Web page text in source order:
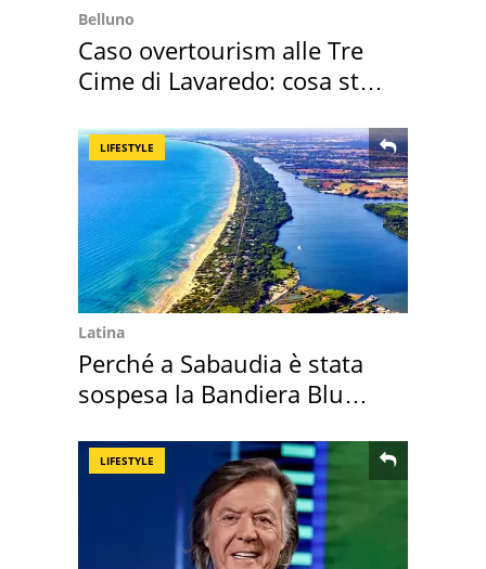
Belluno
Caso overtourism alle Tre
Cime di Lavaredo: cosa sta
LIFESTYLE
Latina
Perché a Sabaudia è stata
sospesa la Bandiera Blu
LIFESTYLE